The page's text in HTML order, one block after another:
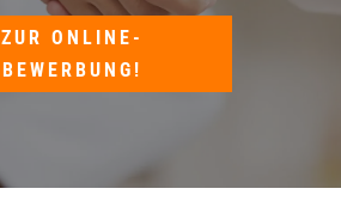
ZUR ONLINE-
BEWERBUNG!